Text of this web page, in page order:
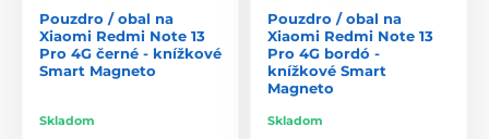
Pouzdro / obal na
Xiaomi Redmi Note 13
Pro 4G černé - knížkové
Smart Magneto
Skladom
Pouzdro / obal na
Xiaomi Redmi Note 13
Pro 4G bordó -
knížkové Smart
Magneto
Skladom